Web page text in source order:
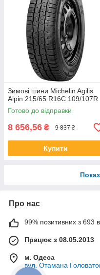
Зимові шини Michelin Agilis
Alpin 215/65 R16C 109/107R
Готово до відправки
8 656,56 ₴ 9 837 ₴
Купити
Про нас
99% позитивних з 693
Працює з 08.05.2013
м. Одеса
вул. Отамана